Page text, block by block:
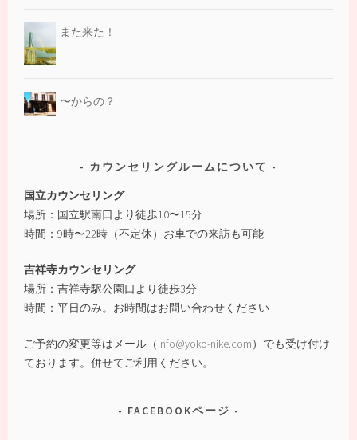
また来た！
〜からの？
カウンセリングルームについて
国立カウンセリング
場所：国立駅南口より徒歩10〜15分
時間：9時〜22時（不定休）お車での来訪も可能
吉祥寺カウンセリング
場所：吉祥寺駅公園口より徒歩3分
時間：平日のみ。お時間はお問い合わせください
ご予約の変更等はメール（info@yoko-nike.com）でも受け付け
ております。併せてご利用ください。
FACEBOOKページ